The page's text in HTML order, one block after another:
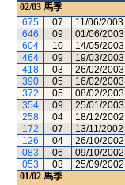
02/03 馬季
675
07 11/06/2003
646
09 01/06/2003
604
10 14/05/2003
464
09 19/03/2003
418
03 26/02/2003
390
05 16/02/2003
372
05 08/02/2003
354
09 25/01/2003
258
04 18/12/2002
172
07 13/11/2002
126
04 26/10/2002
083
06 09/10/2002
053
03 25/09/2002
01/02 馬季